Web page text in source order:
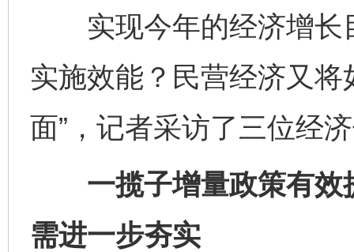
实现今年的经济增长
实施效能？民营经济又
面”，记者采访了三位经
一揽子增量政策有效
需进一步夯实